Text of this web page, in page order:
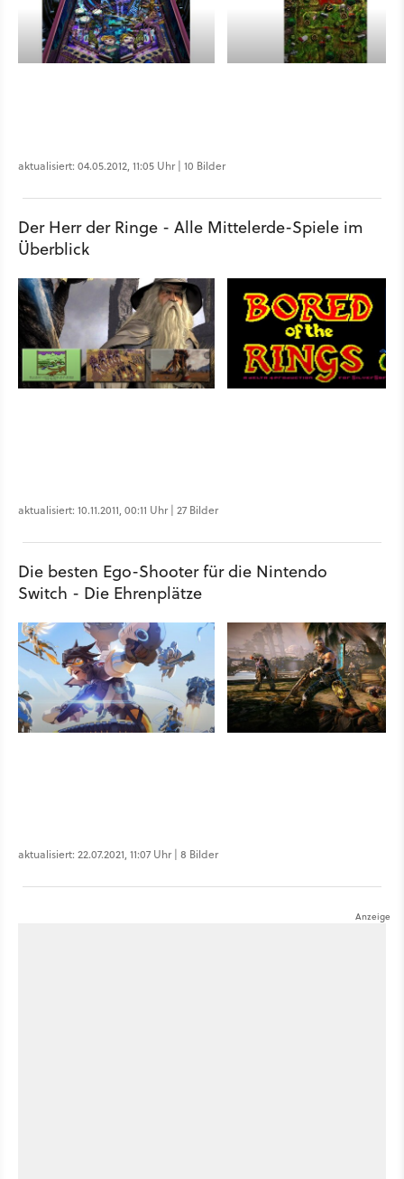
aktualisiert: 04.05.2012, 11:05 Uhr | 10 Bilder
Der Herr der Ringe - Alle Mittelerde-Spiele im
Überblick
aktualisiert: 10.11.2011, 00:11 Uhr | 27 Bilder
Die besten Ego-Shooter für die Nintendo
Switch - Die Ehrenplätze
aktualisiert: 22.07.2021, 11:07 Uhr | 8 Bilder